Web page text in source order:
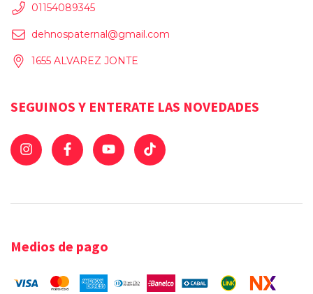
01154089345
dehnospaternal@gmail.com
1655 ALVAREZ JONTE
SEGUINOS Y ENTERATE LAS NOVEDADES
Medios de pago